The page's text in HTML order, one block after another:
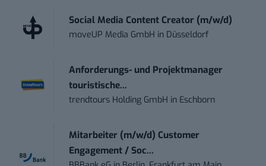
Social Media Content Creator (m/w/d)
moveUP Media GmbH in Düsseldorf
Anforderungs- und Projektmanager
touristische...
trendtours Holding GmbH in Eschborn
Mitarbeiter (m/w/d) Customer
Engagement / Soc...